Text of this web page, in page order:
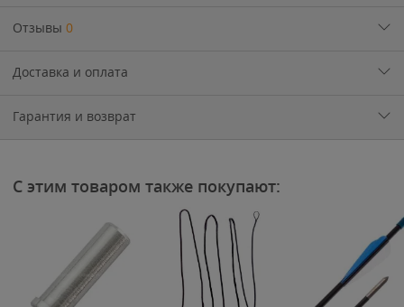
Отзывы 0
Доставка и оплата
Гарантия и возврат
С этим товаром также покупают: